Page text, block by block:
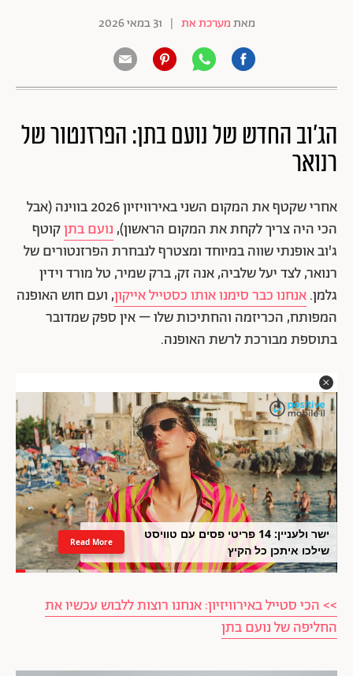
מאתמערכת את | 31 במאי 2026
הג'וב החדש של נועם בתן: הפרזנטור של
רנואר
אחרי שקטף את המקום השני באירוויזיון 2026 בווינה (אבל
הכי היה צריך לקחת את המקום הראשון),נועם בתןקוטף
ג'וב אופנתי שווה במיוחד ומצטרף לנבחרת הפרזנטורים של
רנואר, לצד יעל שלביה, אנה זק, ברק שמיר, טל מורד וידין
גלמן.אנחנו כבר סימנו אותו כסטייל אייקון, ועם חוש האופנה
המפותח, הכריזמה והחתיכות שלו – אין ספק שמדובר
בתוספת מבורכת לרשת האופנה.
ישר ולעניין: 14 פריטי פסים עם טוויסט
שילכו איתכן כל הקיץ
Read More
>> הכי סטייל באירוויזיון: אנחנו רוצות ללבוש עכשיו את
החליפה של נועם בתן